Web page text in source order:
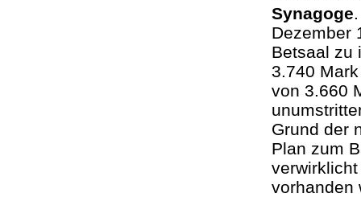
Synagoge
Dezember
Betsaal zu
3.740
von 3.660
Grund der
Plan zum